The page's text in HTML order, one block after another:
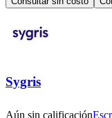
Sygris
Aún sin calificación